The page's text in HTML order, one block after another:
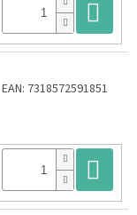
EAN: 7318572591851